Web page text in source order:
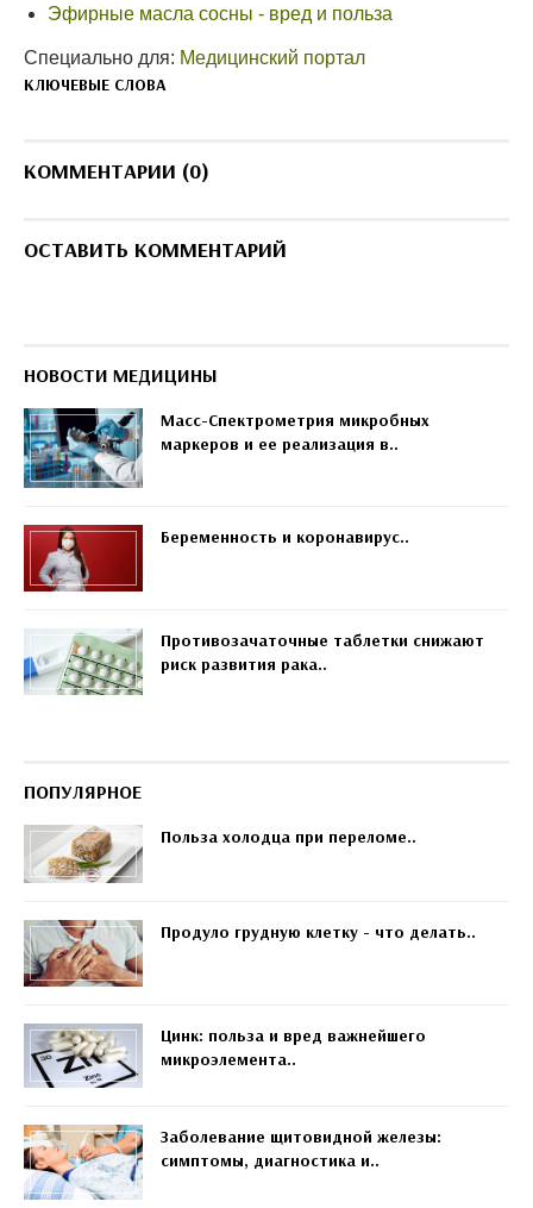
Эфирные масла сосны - вред и польза
Специально для: Медицинский портал
КЛЮЧЕВЫЕ СЛОВА
КОММЕНТАРИИ (0)
ОСТАВИТЬ КОММЕНТАРИЙ
НОВОСТИ МЕДИЦИНЫ
Масс-Спектрометрия микробных
маркеров и ее реализация в..
Беременность и коронавирус..
Противозачаточные таблетки снижают
риск развития рака..
ПОПУЛЯРНОЕ
Польза холодца при переломе..
Продуло грудную клетку - что делать..
Цинк: польза и вред важнейшего
микроэлемента..
Заболевание щитовидной железы:
симптомы, диагностика и..